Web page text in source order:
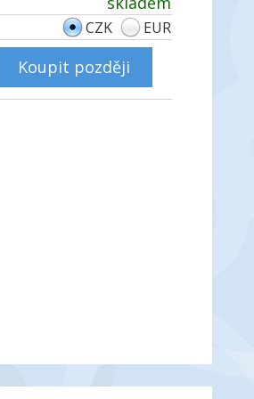
CZK EUR
Koupit později